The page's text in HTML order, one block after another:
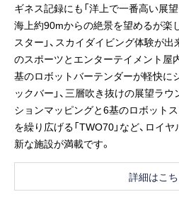
ギネス記録にも「洋上で一番高い展
海上約90mからの絶景を望めるが楽
スター」、スカイダイビング体験が出
のスポーツとエンターテイメント屋
基のロボットバーテンダーが軽快に
ックバー」、三層吹き抜けの展望ラ
ションマッピングと6基のロボット
を繰り広げる「TWO70」など、ロイ
新な施設が満載です。
詳細はこ